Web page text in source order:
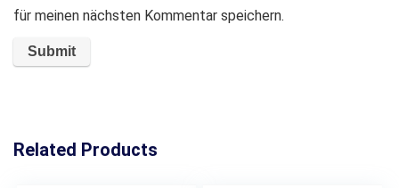
für meinen nächsten Kommentar speichern.
Related Products